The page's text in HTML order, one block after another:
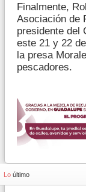
Finalmente,
Asociación de
presidente del
este 21 y 22
la presa
pescadores.
Lo último